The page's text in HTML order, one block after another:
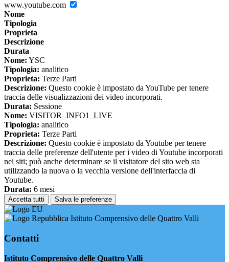
www.youtube.com
Nome
Tipologia
Proprieta
Descrizione
Durata
Nome: YSC
Tipologia: analitico
Proprieta: Terze Parti
Descrizione: Questo cookie è impostato da YouTube per tenere
traccia delle visualizzazioni dei video incorporati.
Durata: Sessione
Nome: VISITOR_INFO1_LIVE
Tipologia: analitico
Proprieta: Terze Parti
Descrizione: Questo cookie è impostato da Youtube per tenere
traccia delle preferenze dell'utente per i video di Youtube incorporati
nei siti; può anche determinare se il visitatore del sito web sta
utilizzando la nuova o la vecchia versione dell'interfaccia di
Youtube.
Durata: 6 mesi
Accetta tutti Salva le preferenze
Istituto Comprensivo delle Quattro Valli
Contatti
Istituto Comprensivo delle Quattro Valli